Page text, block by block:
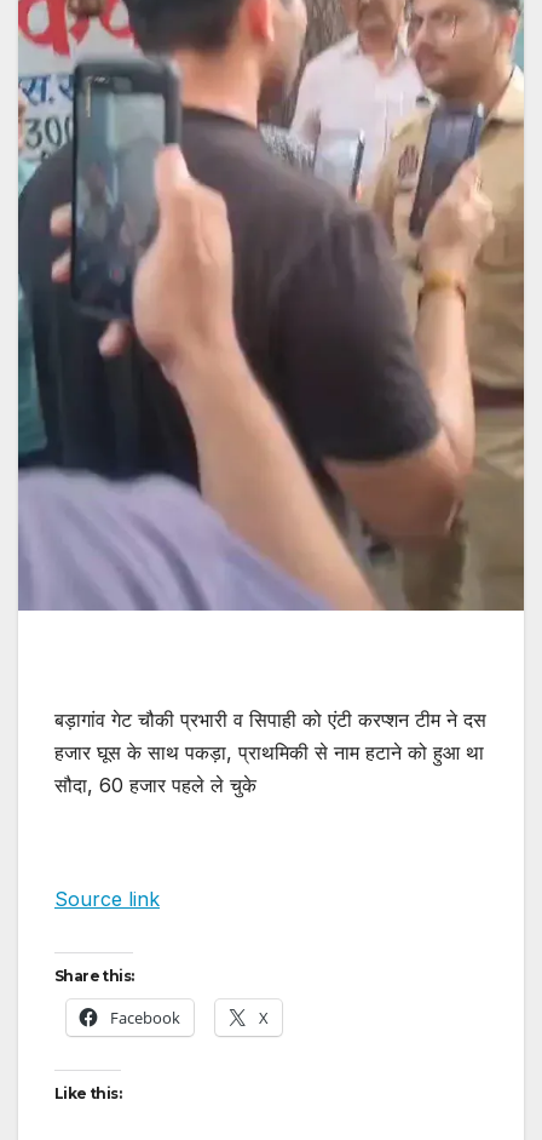
बड़ागांव गेट चौकी प्रभारी व सिपाही को एंटी करप्शन टीम ने दस
हजार घूस के साथ पकड़ा, प्राथमिकी से नाम हटाने को हुआ था
सौदा, 60 हजार पहले ले चुके
Source link
Share this:
Facebook X
Like this: